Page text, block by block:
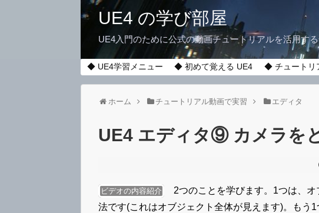
UE4 の学び部屋
UE4入門のために公式の動画チュートリアルを活用す
◆ UE4学習メニュー ◆ 初めて覚える UE4 ◆ チュートリ
ホーム チュートリアル動画で実習 エディタ
UE4 エディタ⑨ カメラを
ビデオの内容紹介
2つのことを学びます。1つは、オ
法です(これはオブジェクト全体が見えます)。もう